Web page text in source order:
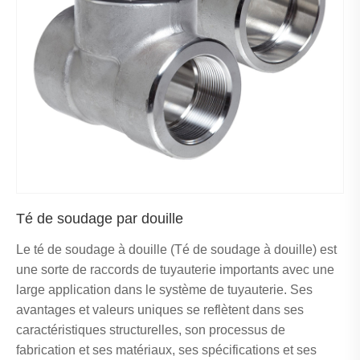
Té de soudage par douille
Le té de soudage à douille (Té de soudage à douille) est
une sorte de raccords de tuyauterie importants avec une
large application dans le système de tuyauterie. Ses
avantages et valeurs uniques se reflètent dans ses
caractéristiques structurelles, son processus de
fabrication et ses matériaux, ses spécifications et ses